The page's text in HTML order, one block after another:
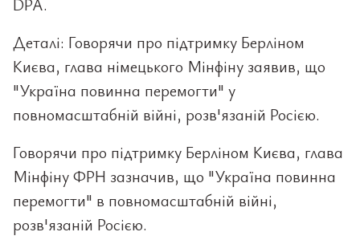
DPA.
Деталі: Говорячи про підтримку Берліном
Києва, глава німецького Мінфіну заявив, що
"Україна повинна перемогти" у
повномасштабній війні, розв'язаній Росією.
Говорячи про підтримку Берліном Києва, глава
Мінфіну ФРН зазначив, що "Україна повинна
перемогти" в повномасштабній війні,
розв'язаній Росією.